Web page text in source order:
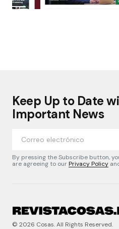
Keep Up to Date
Important News
By pressing the Subscribe button,
are agreeing to ourPrivacy Policy
© 2026 Cosas. All Rights Reserved.